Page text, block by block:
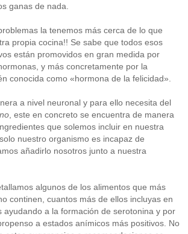
ganas de nada.
la tenemos más cerca de lo que
propia cocina!! Se sabe que todos esos
están promovidos en gran medida por
y más concretamente por la
conocida como «hormona de la felicidad».
a nivel neuronal y para ello necesita del
, este en concreto se encuentra de manera
que solemos incluir en nuestra
nuestro organismo es incapaz de
añadirlo nosotros junto a nuestra
algunos de los alimentos que más
continen, cuantos más de ellos incluyas en
ayudando a la formación de serotonina y por
a estados anímicos más positivos. No